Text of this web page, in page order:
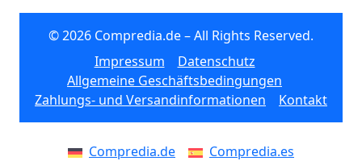
© 2026 Compredia.de – All Rights Reserved.
Impressum
Datenschutz
Allgemeine Geschäftsbedingungen
Zahlungs- und Versandinformationen
Kontakt
Compredia.de
Compredia.es